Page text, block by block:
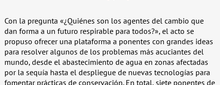
Con la pregunta «¿Quiénes son los agentes del cambio que
dan forma a un futuro respirable para todos?», el acto se
propuso ofrecer una plataforma a ponentes con grandes ideas
para resolver algunos de los problemas más acuciantes del
mundo, desde el abastecimiento de agua en zonas afectadas
por la sequía hasta el despliegue de nuevas tecnologías para
fomentar prácticas de conservación. En total, siete ponentes de